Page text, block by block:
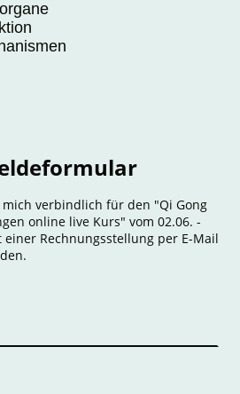
verbindlich für den "Qi Gong
online live Kurs" vom 02.06. -
einer Rechnungsstellung per E-Mail